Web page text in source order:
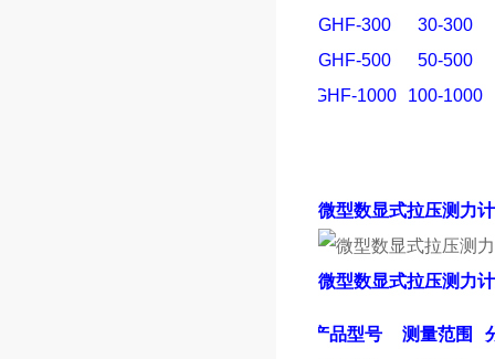
SGHF-300
30-300
SGHF-500
50-500
SGHF-1000
100-1000
微型数显式拉压测力
微型数显式拉压测力
产品型号
测量范围